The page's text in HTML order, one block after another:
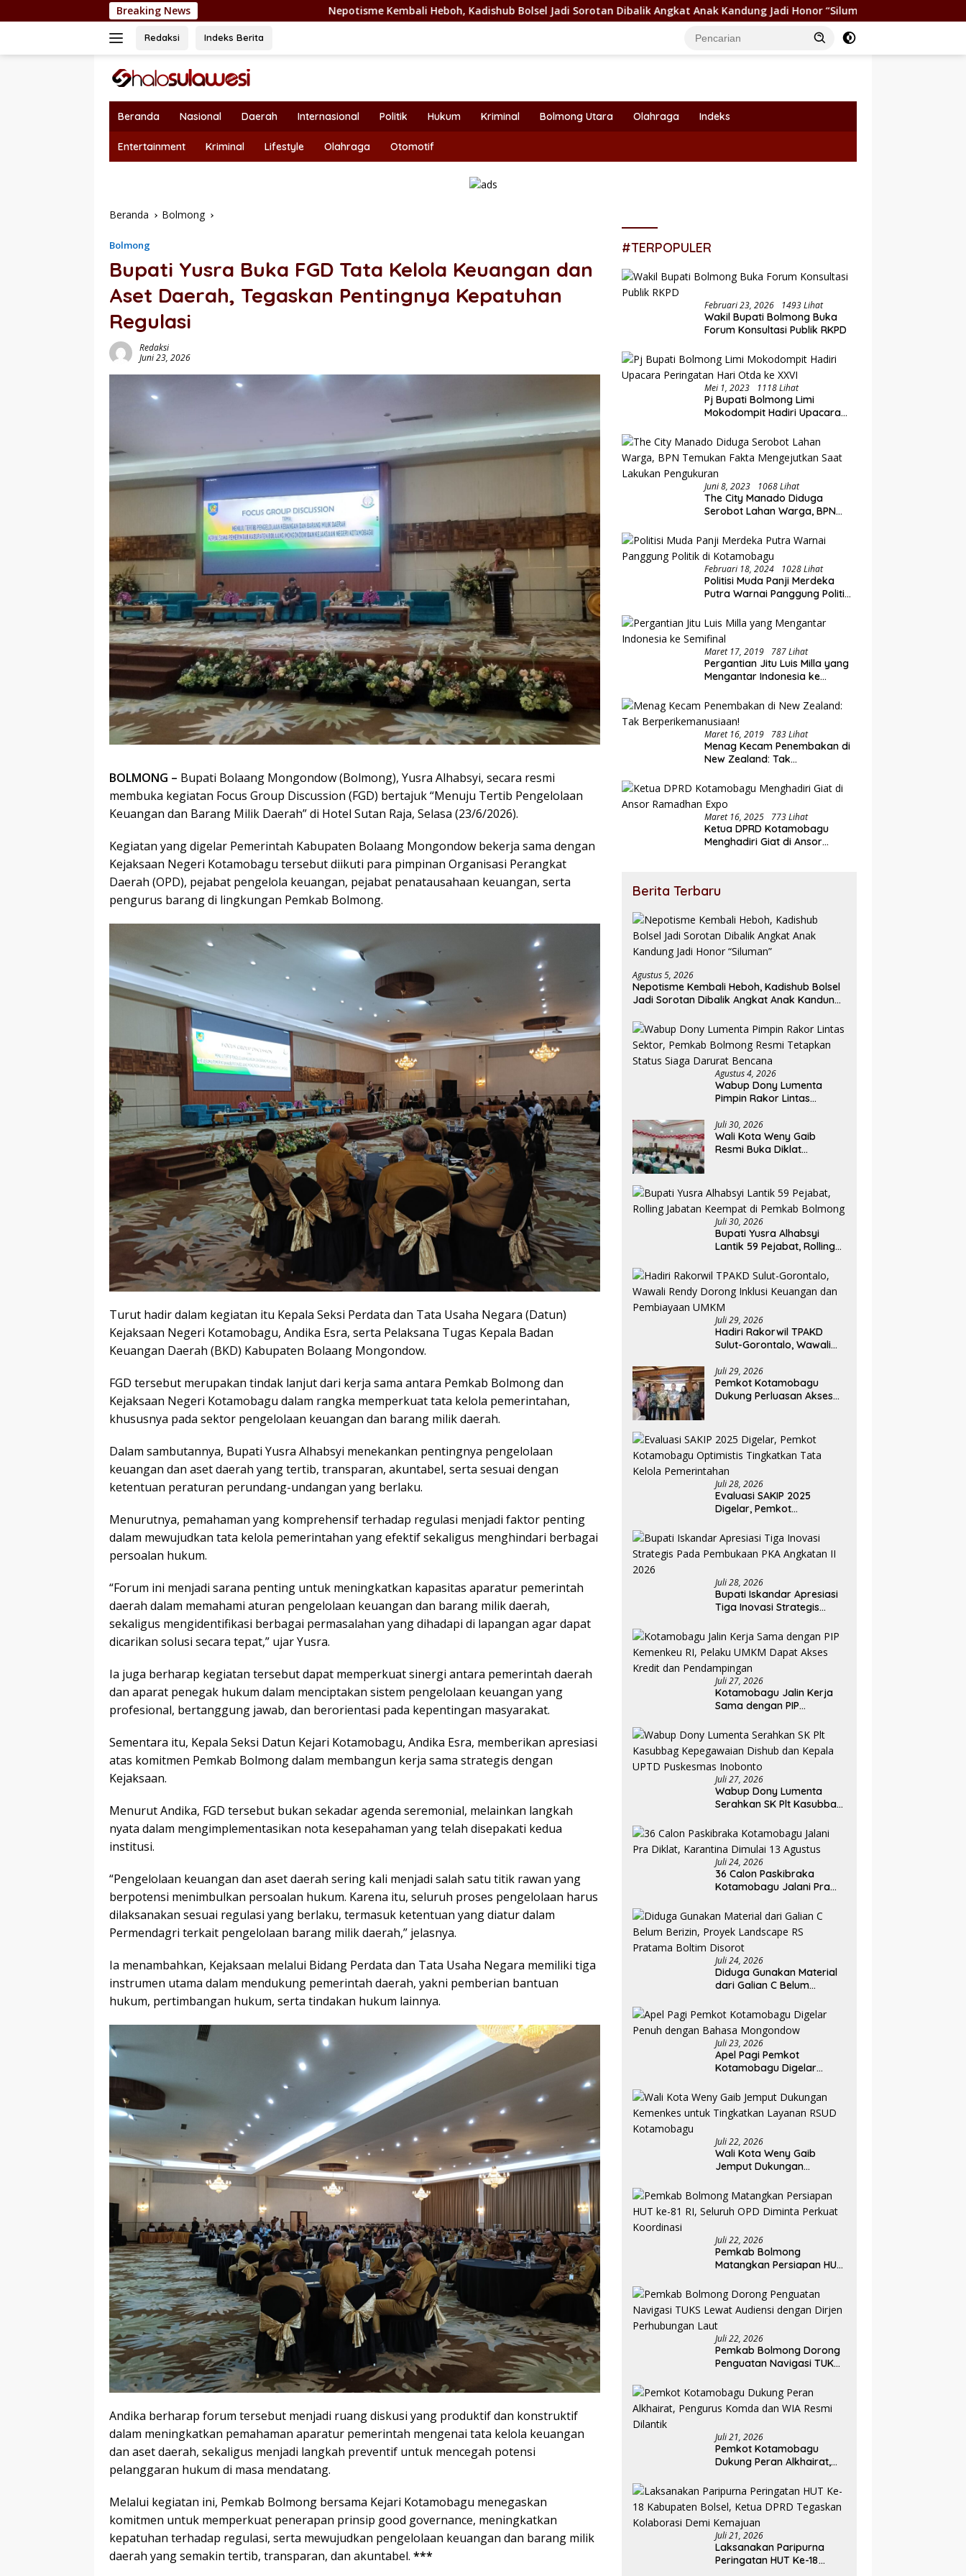
ke
Breaking NewsNepotisme Kembali Heboh, Kadishub Bolsel Jadi Sorotan Dibalik Angkat Anak Kandung Jadi Honor “Siluman” Wabup Dony Lumenta Pimpin
Redaksi Indeks Berita
Beranda Nasional Daerah Internasional Politik Hukum Kriminal Bolmong Utara Olahraga Indeks
Entertainment Kriminal Lifestyle Olahraga Otomotif
Beranda Bolmong
Bolmong
Bupati Yusra Buka FGD Tata Kelola Keuangan dan
Aset Daerah, Tegaskan Pentingnya Kepatuhan
Regulasi
Redaksi
Juni 23, 2026
BOLMONG – Bupati Bolaang Mongondow (Bolmong), Yusra Alhabsyi, secara resmi
membuka kegiatan Focus Group Discussion (FGD) bertajuk “Menuju Tertib Pengelolaan
Keuangan dan Barang Milik Daerah” di Hotel Sutan Raja, Selasa (23/6/2026).
Kegiatan yang digelar Pemerintah Kabupaten Bolaang Mongondow bekerja sama dengan
Kejaksaan Negeri Kotamobagu tersebut diikuti para pimpinan Organisasi Perangkat
Daerah (OPD), pejabat pengelola keuangan, pejabat penatausahaan keuangan, serta
pengurus barang di lingkungan Pemkab Bolmong.
Turut hadir dalam kegiatan itu Kepala Seksi Perdata dan Tata Usaha Negara (Datun)
Kejaksaan Negeri Kotamobagu, Andika Esra, serta Pelaksana Tugas Kepala Badan
Keuangan Daerah (BKD) Kabupaten Bolaang Mongondow.
FGD tersebut merupakan tindak lanjut dari kerja sama antara Pemkab Bolmong dan
Kejaksaan Negeri Kotamobagu dalam rangka memperkuat tata kelola pemerintahan,
khususnya pada sektor pengelolaan keuangan dan barang milik daerah.
Dalam sambutannya, Bupati Yusra Alhabsyi menekankan pentingnya pengelolaan
keuangan dan aset daerah yang tertib, transparan, akuntabel, serta sesuai dengan
ketentuan peraturan perundang-undangan yang berlaku.
Menurutnya, pemahaman yang komprehensif terhadap regulasi menjadi faktor penting
dalam mewujudkan tata kelola pemerintahan yang efektif sekaligus menghindari berbagai
persoalan hukum.
“Forum ini menjadi sarana penting untuk meningkatkan kapasitas aparatur pemerintah
daerah dalam memahami aturan pengelolaan keuangan dan barang milik daerah,
sekaligus mengidentifikasi berbagai permasalahan yang dihadapi di lapangan agar dapat
dicarikan solusi secara tepat,” ujar Yusra.
Ia juga berharap kegiatan tersebut dapat memperkuat sinergi antara pemerintah daerah
dan aparat penegak hukum dalam menciptakan sistem pengelolaan keuangan yang
profesional, bertanggung jawab, dan berorientasi pada kepentingan masyarakat.
Sementara itu, Kepala Seksi Datun Kejari Kotamobagu, Andika Esra, memberikan apresiasi
atas komitmen Pemkab Bolmong dalam membangun kerja sama strategis dengan
Kejaksaan.
Menurut Andika, FGD tersebut bukan sekadar agenda seremonial, melainkan langkah
nyata dalam mengimplementasikan nota kesepahaman yang telah disepakati kedua
institusi.
“Pengelolaan keuangan dan aset daerah sering kali menjadi salah satu titik rawan yang
berpotensi menimbulkan persoalan hukum. Karena itu, seluruh proses pengelolaan harus
dilaksanakan sesuai regulasi yang berlaku, termasuk ketentuan yang diatur dalam
Permendagri terkait pengelolaan barang milik daerah,” jelasnya.
Ia menambahkan, Kejaksaan melalui Bidang Perdata dan Tata Usaha Negara memiliki tiga
instrumen utama dalam mendukung pemerintah daerah, yakni pemberian bantuan
hukum, pertimbangan hukum, serta tindakan hukum lainnya.
Andika berharap forum tersebut menjadi ruang diskusi yang produktif dan konstruktif
dalam meningkatkan pemahaman aparatur pemerintah mengenai tata kelola keuangan
dan aset daerah, sekaligus menjadi langkah preventif untuk mencegah potensi
pelanggaran hukum di masa mendatang.
Melalui kegiatan ini, Pemkab Bolmong bersama Kejari Kotamobagu menegaskan
komitmen untuk memperkuat penerapan prinsip good governance, meningkatkan
kepatuhan terhadap regulasi, serta mewujudkan pengelolaan keuangan dan barang milik
daerah yang semakin tertib, transparan, dan akuntabel. ***
#TERPOPULER
Februari 23, 2026 1493 Lihat
Wakil Bupati Bolmong Buka
Forum Konsultasi Publik RKPD
Mei 1, 2023 1118 Lihat
Pj Bupati Bolmong Limi
Mokodompit Hadiri Upacara
Juni 8, 2023 1068 Lihat
The City Manado Diduga
Serobot Lahan Warga, BPN
Saat Lakukan Pengukuran
Februari 18, 2024 1028 Lihat
Politisi Muda Panji Merdeka
Putra Warnai Panggung Politik
Maret 17, 2019 787 Lihat
Pergantian Jitu Luis Milla yang
Mengantar Indonesia ke
Maret 16, 2019 783 Lihat
Menag Kecam Penembakan di
New Zealand: Tak
Maret 16, 2025 773 Lihat
Ketua DPRD Kotamobagu
Menghadiri Giat di Ansor
Berita Terbaru
Agustus 5, 2026
Nepotisme Kembali Heboh, Kadishub Bolsel
Jadi Sorotan Dibalik Angkat Anak Kandung
Agustus 4, 2026
Wabup Dony Lumenta
Pimpin Rakor Lintas
Resmi Tetapkan Status
Siaga Darurat Bencana
Juli 30, 2026
Wali Kota Weny Gaib
Resmi Buka Diklat
Juli 30, 2026
Bupati Yusra Alhabsyi
Lantik 59 Pejabat, Rolling
Pemkab Bolmong
Juli 29, 2026
Hadiri Rakorwil TPAKD
Sulut-Gorontalo, Wawali
Keuangan dan
Pembiayaan UMKM
Juli 29, 2026
Pemkot Kotamobagu
Dukung Perluasan Akses
Juli 28, 2026
Evaluasi SAKIP 2025
Digelar, Pemkot
Tingkatkan Tata Kelola
Pemerintahan
Juli 28, 2026
Bupati Iskandar Apresiasi
Tiga Inovasi Strategis
Angkatan II 2026
Juli 27, 2026
Kotamobagu Jalin Kerja
Sama dengan PIP
Dapat Akses Kredit dan
Pendampingan
Juli 27, 2026
Wabup Dony Lumenta
Serahkan SK Plt Kasubbag
Kepala UPTD Puskesmas
Inobonto
Juli 24, 2026
36 Calon Paskibraka
Kotamobagu Jalani Pra
Agustus
Juli 24, 2026
Diduga Gunakan Material
dari Galian C Belum
RS Pratama Boltim Disorot
Juli 23, 2026
Apel Pagi Pemkot
Kotamobagu Digelar
Mongondow
Juli 22, 2026
Wali Kota Weny Gaib
Jemput Dukungan
Tingkatkan Layanan RSUD
Kotamobagu
Juli 22, 2026
Pemkab Bolmong
Matangkan Persiapan HUT
Diminta Perkuat
Koordinasi
Juli 22, 2026
Pemkab Bolmong Dorong
Penguatan Navigasi TUKS
Dirjen Perhubungan Laut
Juli 21, 2026
Pemkot Kotamobagu
Dukung Peran Alkhairat,
Resmi Dilantik
Juli 21, 2026
Laksanakan Paripurna
Peringatan HUT Ke-18